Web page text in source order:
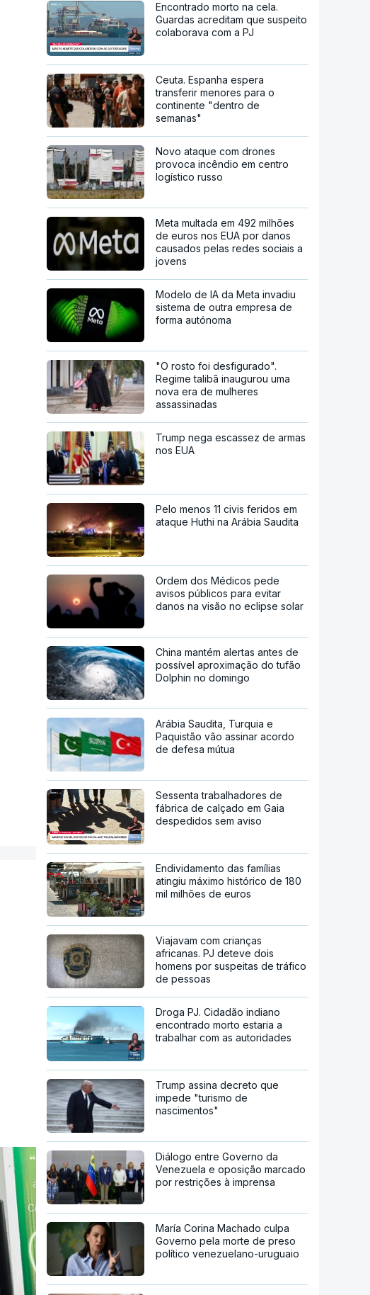
Encontrado morto na cela.
Guardas acreditam que suspeito
colaborava com a PJ
Ceuta. Espanha espera
transferir menores para o
continente "dentro de
semanas"
Novo ataque com drones
provoca incêndio em centro
logístico russo
Meta multada em 492 milhões
de euros nos EUA por danos
causados pelas redes sociais a
jovens
Modelo de IA da Meta invadiu
sistema de outra empresa de
forma autónoma
"O rosto foi desfigurado".
Regime talibã inaugurou uma
nova era de mulheres
assassinadas
Trump nega escassez de armas
nos EUA
Pelo menos 11 civis feridos em
ataque Huthi na Arábia Saudita
Ordem dos Médicos pede
avisos públicos para evitar
danos na visão no eclipse solar
China mantém alertas antes de
possível aproximação do tufão
Dolphin no domingo
Arábia Saudita, Turquia e
Paquistão vão assinar acordo
de defesa mútua
Sessenta trabalhadores de
fábrica de calçado em Gaia
despedidos sem aviso
Endividamento das famílias
atingiu máximo histórico de 180
mil milhões de euros
Viajavam com crianças
africanas. PJ deteve dois
homens por suspeitas de tráfico
de pessoas
Droga PJ. Cidadão indiano
encontrado morto estaria a
trabalhar com as autoridades
Trump assina decreto que
impede "turismo de
nascimentos"
Diálogo entre Governo da
Venezuela e oposição marcado
por restrições à imprensa
María Corina Machado culpa
Governo pela morte de preso
político venezuelano-uruguaio